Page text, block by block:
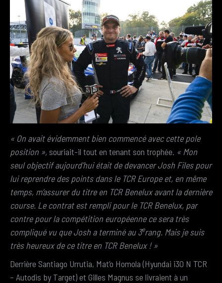
« On avait évidemment bien commencé avec cette pole
position »,souriait-il tout en tenant son trophée. « Mon
seul objectif aujourd’hui était de devancer Josh Files pour
lui reprendre des points dans le TCR Europe et, en même
temps, m’assurer du titre en TCR Benelux avant la dernière
course. Le contrat est rempli pour le TCR Benelux, par
contre pour la compétition européenne ce sera très
compliqué vu que Josh a terminé au 3erang. Mais je suis
très heureux de ce titre en TCR Benelux ! »
Derrière Santiago Urrutia, Mat’o Homola (Hyundai i30 N TCR
– Autodis by Target) et Gilles Magnus se livraient à un